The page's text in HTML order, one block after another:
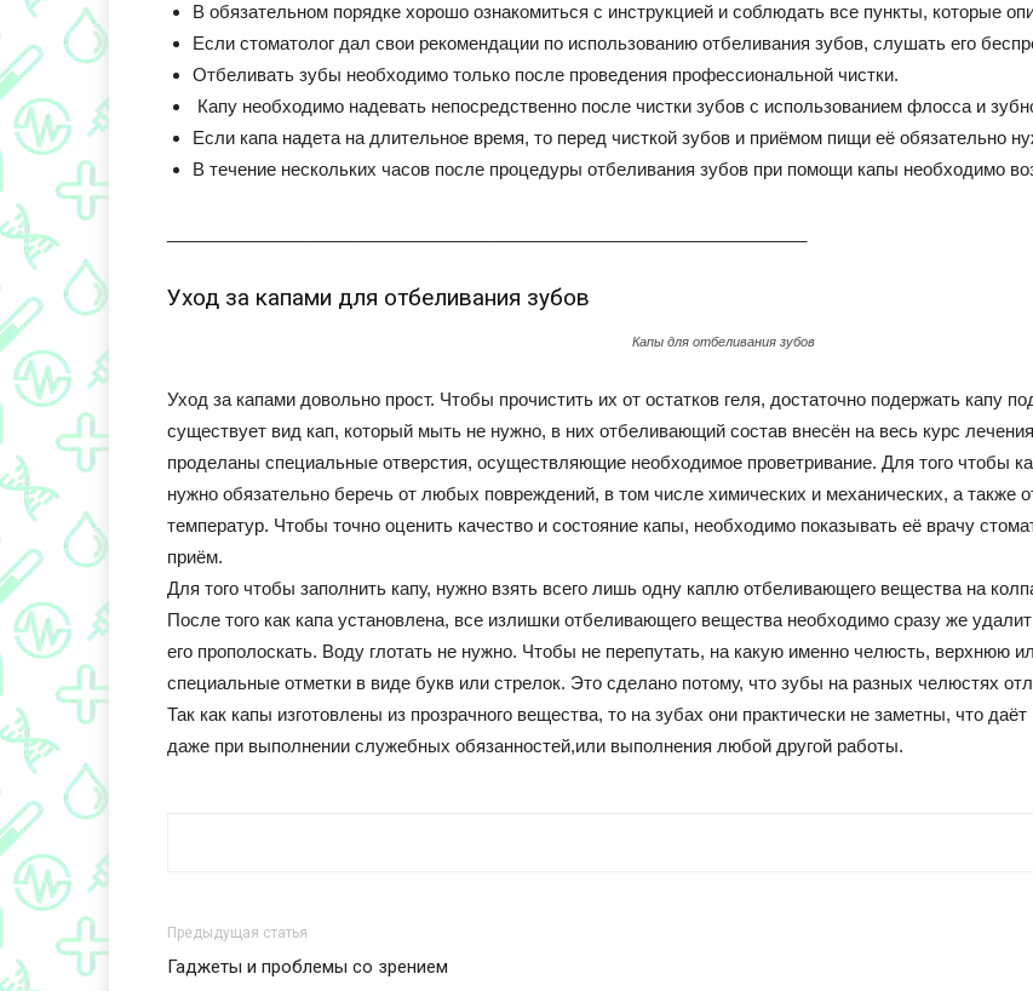
В обязательном порядке хорошо ознакомиться с инструкцией и соблюдать все пункты, которые
Если стоматолог дал свои рекомендации по использованию отбеливания зубов, слушать его
Отбеливать зубы необходимо только после проведения профессиональной чистки.
Капу необходимо надевать непосредственно после чистки зубов с использованием флосса и
Если капа надета на длительное время, то перед чисткой зубов и приёмом пищи её обязательно
В течение нескольких часов после процедуры отбеливания зубов при помощи капы необходимо
Уход за капами для отбеливания зубов
Капы для отбеливания зубов
Уход за капами довольно прост. Чтобы прочистить их от остатков геля, достаточно подержать капу
существует вид кап, который мыть не нужно, в них отбеливающий состав внесён на весь курс
проделаны специальные отверстия, осуществляющие необходимое проветривание. Для того чтобы
нужно обязательно беречь от любых повреждений, в том числе химических и механических, а также
температур. Чтобы точно оценить качество и состояние капы, необходимо показывать её врачу
приём.
Для того чтобы заполнить капу, нужно взять всего лишь одну каплю отбеливающего вещества на
После того как капа установлена, все излишки отбеливающего вещества необходимо сразу же
его прополоскать. Воду глотать не нужно. Чтобы не перепутать, на какую именно челюсть, верхнюю
специальные отметки в виде букв или стрелок. Это сделано потому, что зубы на разных челюстях
Так как капы изготовлены из прозрачного вещества, то на зубах они практически не заметны, что
даже при выполнении служебных обязанностей,или выполнения любой другой работы.
Предыдущая статья
Гаджеты и проблемы со зрением